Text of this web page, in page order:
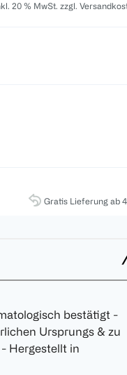
20 % MwSt. zzgl.
Gratis Lieferung ab
bestätigt -
Ursprungs & zu
Hergestellt in